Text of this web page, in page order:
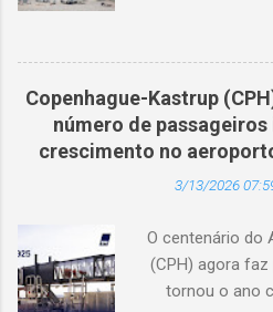
recurso para
buscam
toda a Ásia. Com
coreano, a
capacidade de
4,7 milhões
Aeroporto de
2026. O tráfego
um crescimento
impactos
dias de greve e
Cerca de 100
ocorreram
consequências
uma queda
Copenhague-Kastrup
número de
crescimento no
3/13/2026
O centenário do
(CPH) agora
tornou o ano